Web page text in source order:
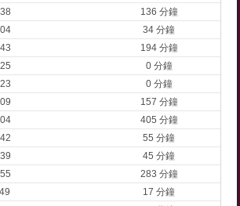
136 分鐘
34 分鐘
194 分鐘
0 分鐘
0 分鐘
157 分鐘
405 分鐘
55 分鐘
45 分鐘
283 分鐘
17 分鐘